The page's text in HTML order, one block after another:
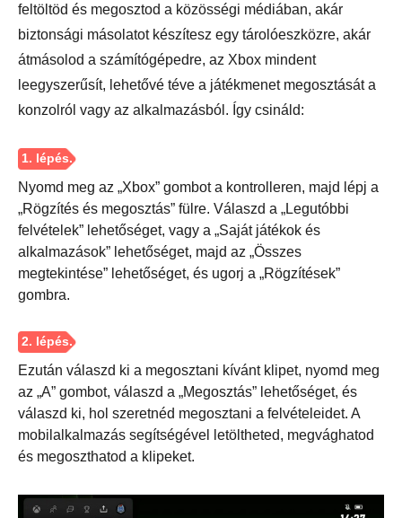
feltöltöd és megosztod a közösségi médiában, akár
biztonsági másolatot készítesz egy tárolóeszközre, akár
átmásolod a számítógépedre, az Xbox mindent
leegyszerűsít, lehetővé téve a játékmenet megosztását a
konzolról vagy az alkalmazásból. Így csináld:
Nyomd meg az „Xbox” gombot a kontrolleren, majd lépj a
„Rögzítés és megosztás” fülre. Válaszd a „Legutóbbi
felvételek” lehetőséget, vagy a „Saját játékok és
alkalmazások” lehetőséget, majd az „Összes
megtekintése” lehetőséget, és ugorj a „Rögzítések”
gombra.
Ezután válaszd ki a megosztani kívánt klipet, nyomd meg
az „A” gombot, válaszd a „Megosztás” lehetőséget, és
válaszd ki, hol szeretnéd megosztani a felvételeidet. A
mobilalkalmazás segítségével letöltheted, megvághatod
és megoszthatod a klipeket.